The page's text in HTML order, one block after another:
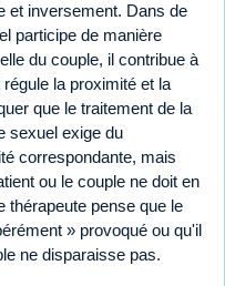
et inversement. Dans de
participe de manière
du couple, il contribue à
la proximité et la
que le traitement de la
sexuel exige du
correspondante, mais
ou le couple ne doit en
thérapeute pense que le
» provoqué ou qu'il
ne disparaisse pas.